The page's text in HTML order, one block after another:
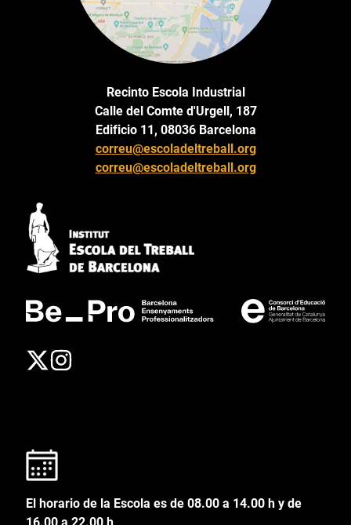
Recinto Escola Industrial
Calle del Comte d'Urgell, 187
Edificio 11, 08036 Barcelona
correu@escoladeltreball.org
correu@escoladeltreball.org
El horario de la Escola es de 08.00 a 14.00 h y de
16.00 a 22.00 h